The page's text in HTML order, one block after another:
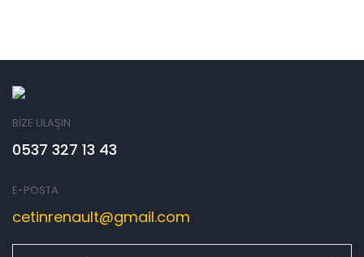
BİZE ULAŞIN
0537 327 13 43
E-POSTA
cetinrenault@gmail.com